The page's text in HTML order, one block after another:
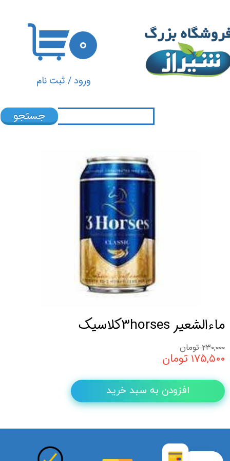
ورود/ ثبت نام
تغییر گذر واژه
سفارشات
۰
جستجو
ماءالشعیر 3horsesکلاسیک
۲۳۰,۰۰۰ تومان
۱۷۵,۵۰۰ تومان
افزودن به سبد خرید